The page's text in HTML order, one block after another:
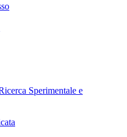
Sperimentale e